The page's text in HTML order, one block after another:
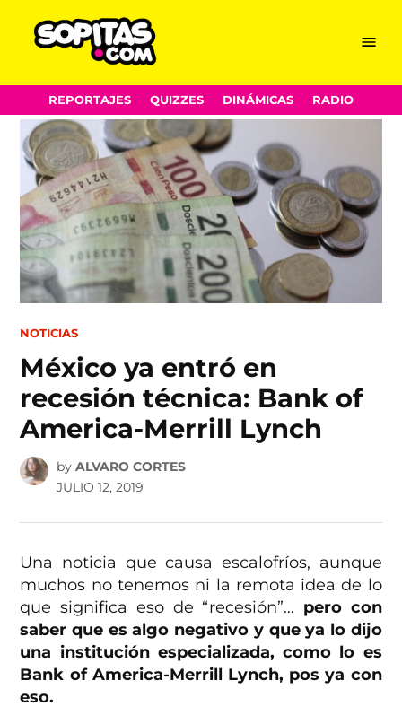
Skip
to
content
Menu
REPORTAJES QUIZZES DINÁMICAS RADIO
POSTED
NOTICIAS
México ya entró en
recesión técnica: Bank of
America-Merrill Lynch
by ALVARO CORTES
JULIO 12, 2019
Una noticia que causa escalofríos, aunque
muchos no tenemos ni la remota idea de lo
que significa eso de “recesión”… pero con
saber que es algo negativo y que ya lo dijo
una institución especializada, como lo es
Bank of America-Merrill Lynch, pos ya con
eso.